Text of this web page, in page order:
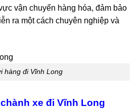
vận chuyển hàng hóa, đảm bảo
ra một cách chuyên nghiệp và
hàng đi Vĩnh Long
xe đi Vĩnh Long